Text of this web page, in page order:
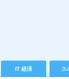
IT 経済 ス